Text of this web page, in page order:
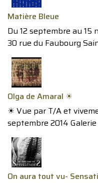
Matière Bleue
Du 12 septembre au 15
30 rue du Faubourg
Olga de Amaral ☀︎
☀︎ Vue par T/A et
septembre 2014
On aura tout vu-